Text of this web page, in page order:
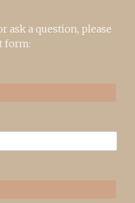
ask a question, please
form: